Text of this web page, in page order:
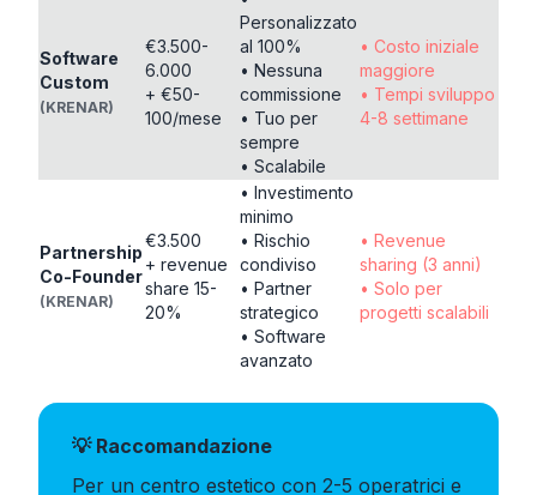
Software
Custom
(KRENAR)
€3.500-
6.000
+ €50-
100/mese
Personalizzato
al 100%
• Nessuna
commissione
• Tuo per
sempre
• Scalabile
• Costo iniziale
maggiore
• Tempi sviluppo
4-8 settimane
Partnership
Co-Founder
(KRENAR)
€3.500
+ revenue
share 15-
20%
• Investimento
minimo
• Rischio
condiviso
• Partner
strategico
• Software
avanzato
• Revenue
sharing (3 anni)
• Solo per
progetti scalabili
💡 Raccomandazione
Per un centro estetico con 2-5 operatrici e